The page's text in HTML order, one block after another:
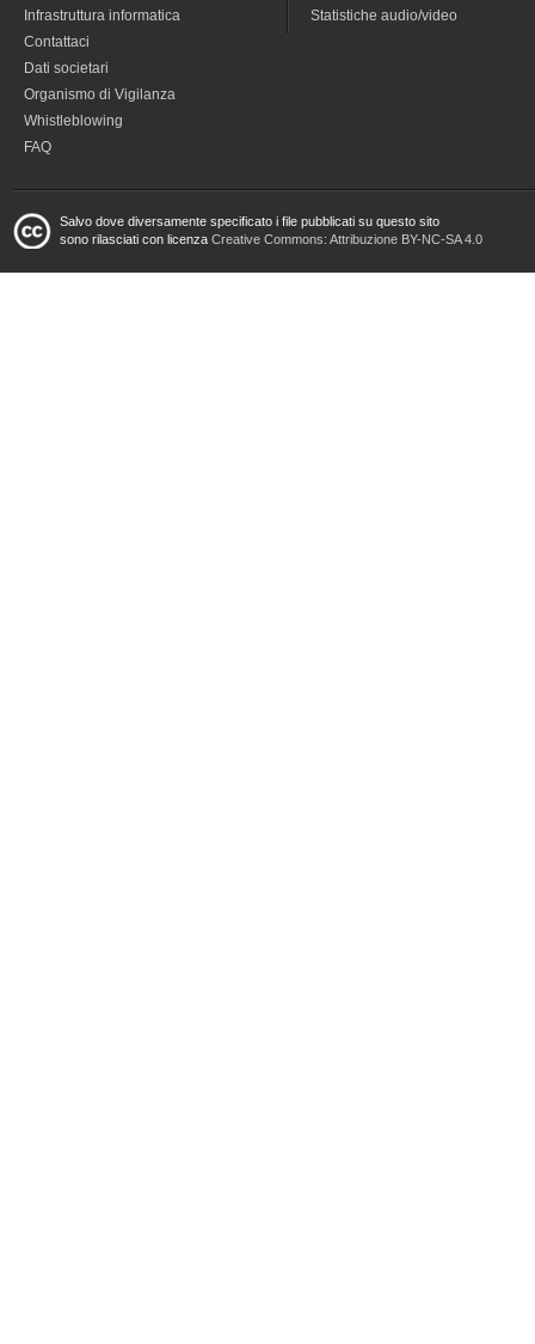
Infrastruttura informatica
Contattaci
Dati societari
Organismo di Vigilanza
Whistleblowing
FAQ
Statistiche audio/video
Salvo dove diversamente specificato i file pubblicati su questo sito
sono rilasciati con licenza Creative Commons: Attribuzione BY-NC-SA 4.0